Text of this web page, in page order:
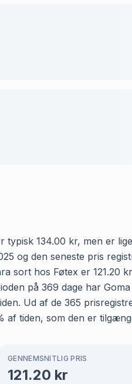
typisk 134.00 kr, men er
og den seneste pris
sort hos Føtex er
på 369 dage har
Ud af de 365
af tiden, som den er
GENNEMSNITLIG PRIS
121.20 kr